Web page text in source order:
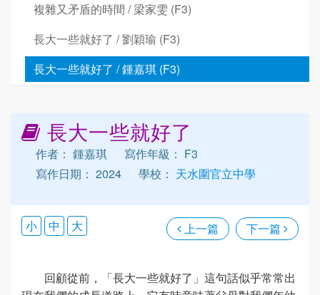
複雜又矛盾的時間 / 梁家雯 (F3)
長大一些就好了 / 劉穎瑜 (F3)
長大一些就好了 / 鍾嘉琪 (F3)
長大一些就好了
作者： 鍾嘉琪
寫作年級： F3
寫作日期： 2024
學校： 天水圍官立中學
上一篇 下一篇
小 中 大
回顧從前，「長大一些就好了」這句話似乎常常出